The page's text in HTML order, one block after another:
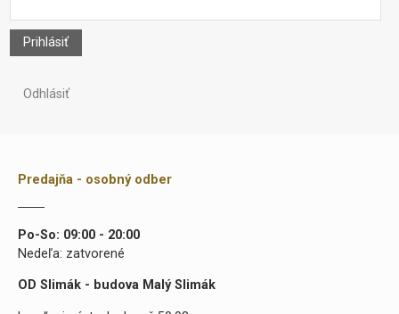
Prihlásiť
Odhlásiť
Predajňa - osobný odber
Po-So: 09:00 - 20:00
Nedeľa: zatvorené
OD Slimák - budova Malý Slimák